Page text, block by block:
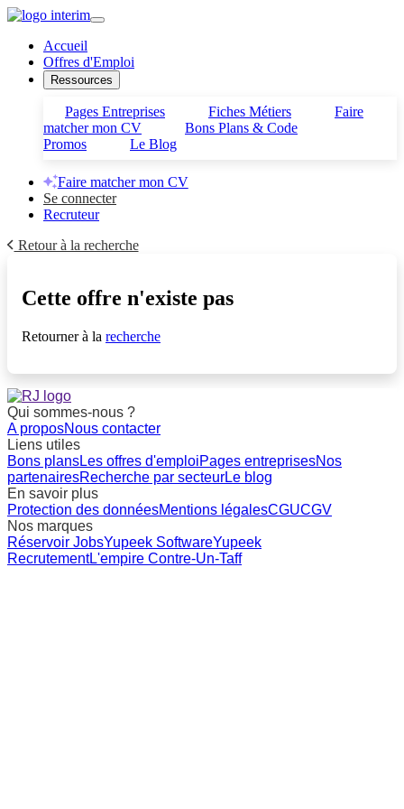
Accueil
Offres d'Emploi
Ressources
Pages Entreprises Fiches Métiers
Faire
matcher mon CV
Bons Plans & Code
Promos
Le Blog
Faire matcher mon CV
Se connecter
Recruteur
Retour à la recherche
Cette offre n'existe pas
Retourner à la recherche
Qui sommes-nous ?
A proposNous contacter
Liens utiles
Bons plansLes offres d'emploiPages entreprisesNos
partenairesRecherche par secteurLe blog
En savoir plus
Protection des donnéesMentions légalesCGUCGV
Nos marques
Réservoir JobsYupeek SoftwareYupeek
RecrutementL'empire Contre-Un-Taff